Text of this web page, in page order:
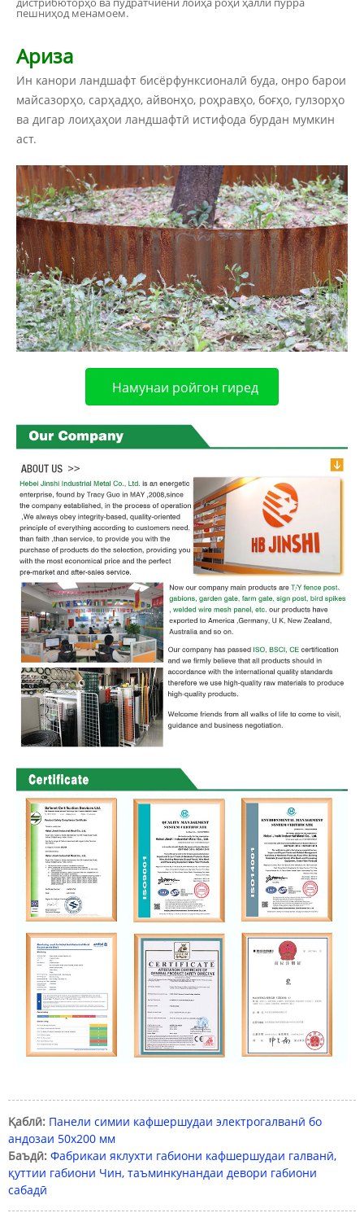
пешниҳод менамоем.
Ариза
Ин канори ландшафт бисёрфунксионалӣ буда, онро барои
майсазорҳо, сарҳадҳо, айвонҳо, роҳравҳо, боғҳо, гулзорҳо
ва дигар лоиҳаҳои ландшафтӣ истифода бурдан мумкин
аст.
Намунаи ройгон гиред
Қаблӣ: Панели симии кафшершудаи электрогалванӣ бо
андозаи 50x200 мм
Баъдӣ: Фабрикаи яклухти габиони кафшершудаи галванӣ,
қуттии габиони Чин, таъминкунандаи девори габиони
сабадӣ